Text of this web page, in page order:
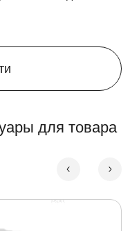
для товара